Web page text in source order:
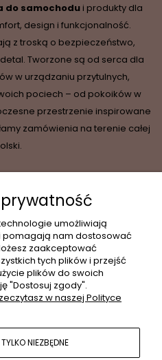
do samochodui produkty dla
design i funkcjonalność.
z troską o bezpieczeństwo,
Tworzone są od serca dla
w urządzaniu przytulnych,
pociech – od pokoików w
przestrzenie inspirowane
zamówienia na terenie całej
KONTO
umożliwiają
pomagają nam dostosować
zaakceptować
tych plików i przejść
plików do swoich
"Dostosuj zgody".
w naszej Polityce
NIEZBĘDNE